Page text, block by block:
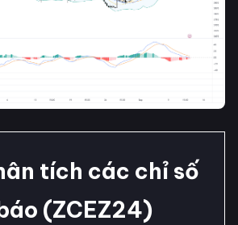
tích các chỉ số
(ZCEZ24)